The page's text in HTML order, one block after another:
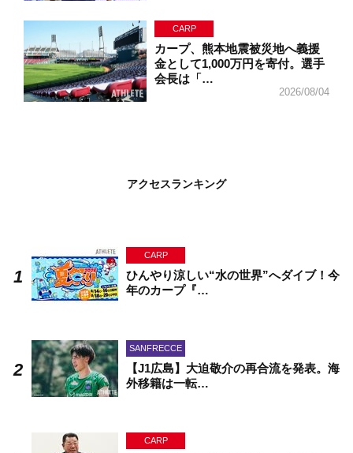
CARP
カープ、熊本地震被災地へ義援
金として1,000万円を寄付。選手
会長は「…
2026/08/04
アクセスランキング
CARP
ひんやり涼しい“水の世界”へダイブ！今
年のカープ『…
SANFRECCE
【J1広島】大迫敬介の再合流を発表。海
外移籍は一転…
CARP